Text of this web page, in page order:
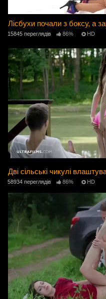
Лісбухи почали з боксу, а
15845 переглядів 86% HD
Дві сільські чикулі
58934 переглядів 86% HD